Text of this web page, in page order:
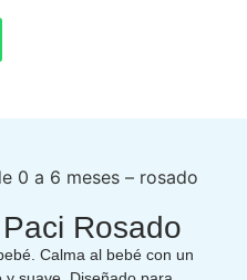
Rosado
Calma al bebé con un